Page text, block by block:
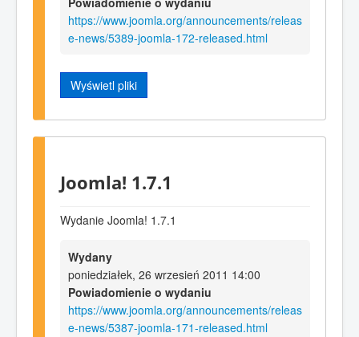
https://www.joomla.org/announcements/releas
e-news/5389-joomla-172-released.html
Wyświetl pliki
Joomla! 1.7.1
Wydanie Joomla! 1.7.1
Wydany
poniedziałek, 26 wrzesień 2011 14:00
Powiadomienie o wydaniu
https://www.joomla.org/announcements/releas
e-news/5387-joomla-171-released.html